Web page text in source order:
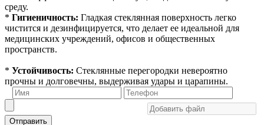
среду.
* Гигиеничность: Гладкая стеклянная поверхность легко
чистится и дезинфицируется, что делает ее идеальной для
медицинских учреждений, офисов и общественных
пространств.
* Устойчивость: Стеклянные перегородки невероятно
прочны и долговечны, выдерживая удары и царапины.
Отправить